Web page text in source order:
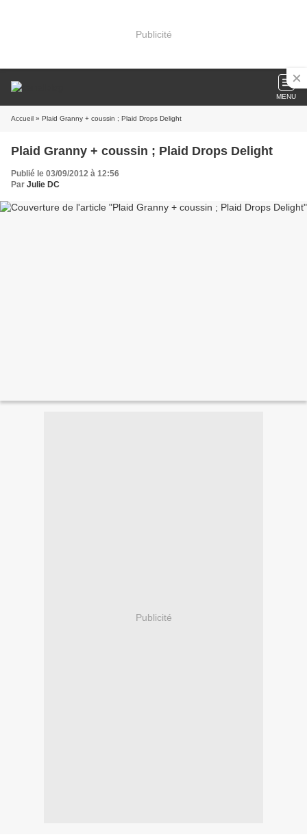
Publicité
MENU
Accueil » Plaid Granny + coussin ; Plaid Drops Delight
Plaid Granny + coussin ; Plaid Drops Delight
Publié le 03/09/2012 à 12:56
Par Julie DC
Publicité